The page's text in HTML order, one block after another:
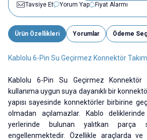
Tavsiye Et
Yorum Yap Fiyat Alarmı
Ürün Özellikleri Yorumlar Ödeme
Kablolu 6-Pin Su Geçirmez Konnektör
Kablolu 6-Pin Su Geçirmez Konnektör
kullanıma uygun suya dayanıklı bir
yapısı sayesinde konnektörler birbirine
olmadan açılamazlar. Kablo
yerlerinde bulunan yalıtkan parça
engellenmektedir. Özellikle araçlarda ve